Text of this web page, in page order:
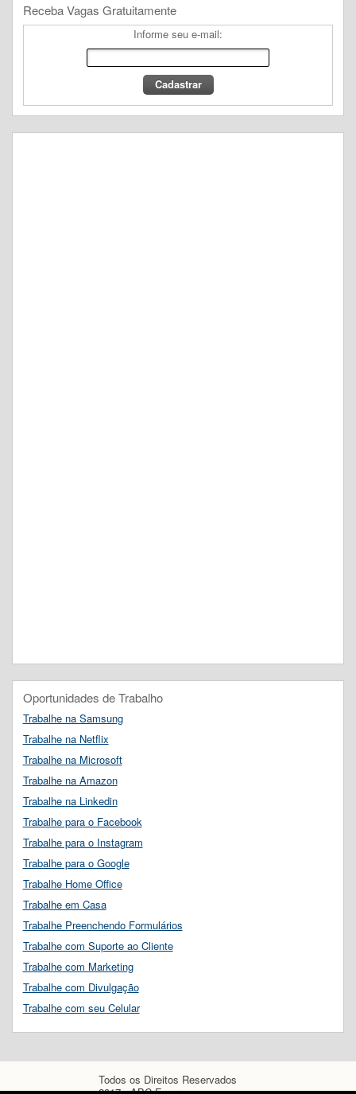
Receba Vagas Gratuitamente
Informe seu e-mail:
Oportunidades de Trabalho
Trabalhe na Samsung
Trabalhe na Netflix
Trabalhe na Microsoft
Trabalhe na Amazon
Trabalhe na Linkedin
Trabalhe para o Facebook
Trabalhe para o Instagram
Trabalhe para o Google
Trabalhe Home Office
Trabalhe em Casa
Trabalhe Preenchendo Formulários
Trabalhe com Suporte ao Cliente
Trabalhe com Marketing
Trabalhe com Divulgação
Trabalhe com seu Celular
Todos os Direitos Reservados